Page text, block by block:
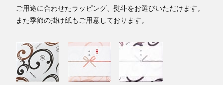
ご用途に合わせたラッピング、熨斗をお選びいただけます。
また季節の掛け紙もご用意しております。